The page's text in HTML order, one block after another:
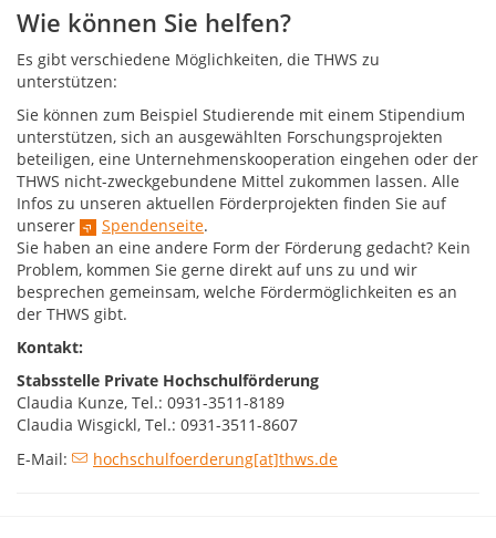
Wie können Sie helfen?
Es gibt verschiedene Möglichkeiten, die THWS zu
unterstützen:
Sie können zum Beispiel Studierende mit einem Stipendium
unterstützen, sich an ausgewählten Forschungsprojekten
beteiligen, eine Unternehmenskooperation eingehen oder der
THWS nicht-zweckgebundene Mittel zukommen lassen. Alle
Infos zu unseren aktuellen Förderprojekten finden Sie auf
unserer
Spendenseite.
Sie haben an eine andere Form der Förderung gedacht? Kein
Problem, kommen Sie gerne direkt auf uns zu und wir
besprechen gemeinsam, welche Fördermöglichkeiten es an
der THWS gibt.
Kontakt:
Stabsstelle Private Hochschulförderung
Claudia Kunze, Tel.: 0931-3511-8189
Claudia Wisgickl, Tel.: 0931-3511-8607
E-Mail:
hochschulfoerderung[at]thws.de